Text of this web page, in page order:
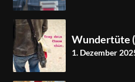
Wundertüte
1. Dezember